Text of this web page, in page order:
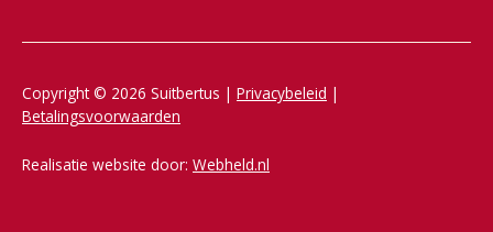
Copyright © 2026 Suitbertus | Privacybeleid |
Betalingsvoorwaarden
Realisatie website door: Webheld.nl